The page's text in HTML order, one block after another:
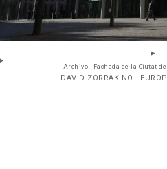
Archivo - Fachada de la Ciutat
- DAVID ZORRAKINO -